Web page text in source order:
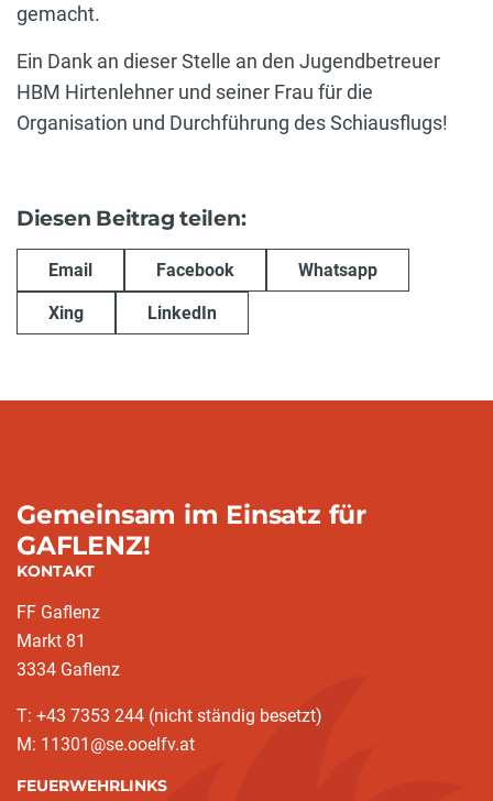
gemacht.
Ein Dank an dieser Stelle an den Jugendbetreuer
HBM Hirtenlehner und seiner Frau für die
Organisation und Durchführung des Schiausflugs!
Diesen Beitrag teilen:
Email Facebook Whatsapp
Xing LinkedIn
Gemeinsam im Einsatz für
GAFLENZ!
KONTAKT
FF Gaflenz
Markt 81
3334 Gaflenz
T: +43 7353 244 (nicht ständig besetzt)
M: 11301@se.ooelfv.at
FEUERWEHRLINKS